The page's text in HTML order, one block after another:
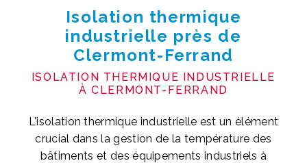
Isolation thermique
industrielle près de
Clermont-Ferrand
ISOLATION THERMIQUE INDUSTRIELLE
À CLERMONT-FERRAND
L'isolation thermique industrielle est un élément
crucial dans la gestion de la température des
bâtiments et des équipements industriels à